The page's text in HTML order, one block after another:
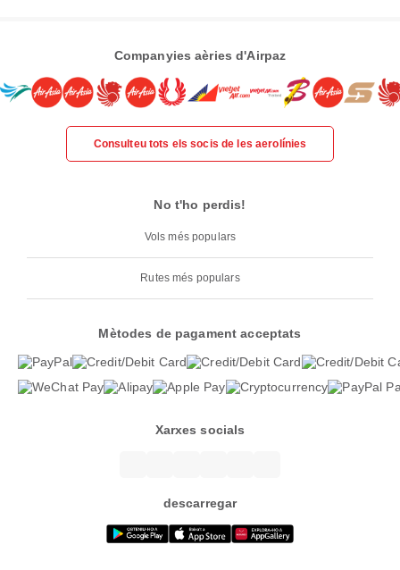
Companyies aèries d'Airpaz
Consulteu tots els socis de les aerolínies
No t'ho perdis!
Vols més populars
Rutes més populars
Mètodes de pagament acceptats
Xarxes socials
descarregar